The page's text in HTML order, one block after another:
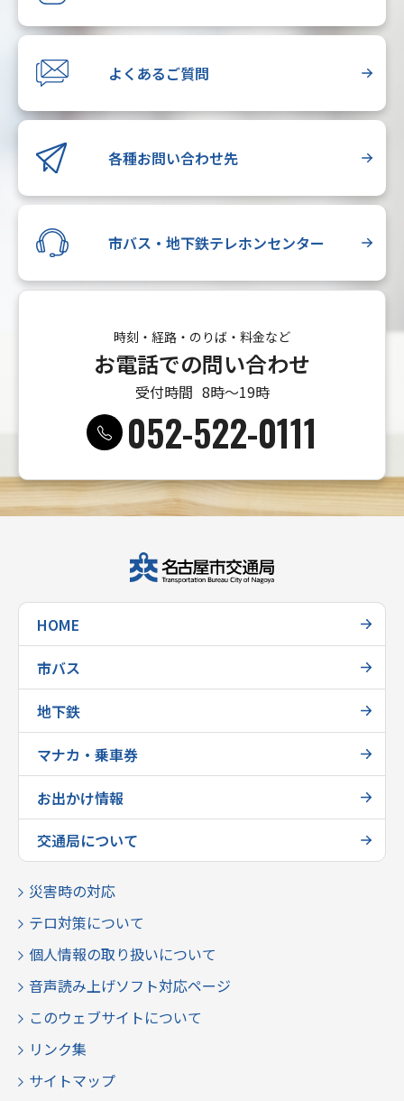
よくあるご質問
各種お問い合わせ先
市バス・地下鉄テレホンセンター
時刻・経路・のりば・料金など
お電話での問い合わせ
受付時間 8時〜19時
052-522-0111
HOME
市バス
地下鉄
マナカ・乗車券
お出かけ情報
交通局について
災害時の対応
テロ対策について
個人情報の取り扱いについて
音声読み上げソフト対応ページ
このウェブサイトについて
リンク集
サイトマップ